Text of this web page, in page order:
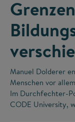
Manuel Dolderer
Menschen vor
Im Durchfechter-
CODE University,